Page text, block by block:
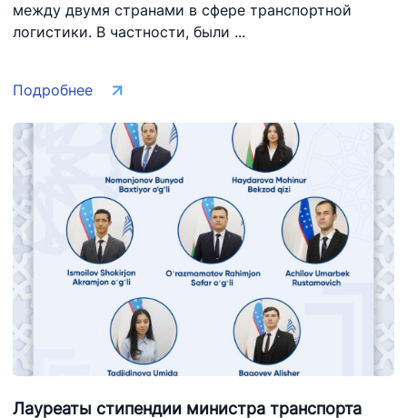
между двумя странами в сфере транспортной
логистики. В частности, были ...
Подробнее
Лауреаты стипендии министра транспорта